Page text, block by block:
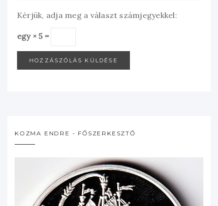
Kérjük, adja meg a választ számjegyekkel:
egy × 5 =
KOZMA ENDRE - FŐSZERKESZTŐ